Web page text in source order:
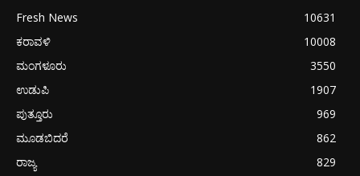
Fresh News
10631
ಕರಾವಳಿ
10008
ಮಂಗಳೂರು
3550
ಉಡುಪಿ
1907
ಪುತ್ತೂರು
969
ಮೂಡಬಿದರೆ
862
ರಾಜ್ಯ
829